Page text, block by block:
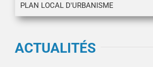
PLAN LOCAL D'URBANISME
ACTUALITÉS